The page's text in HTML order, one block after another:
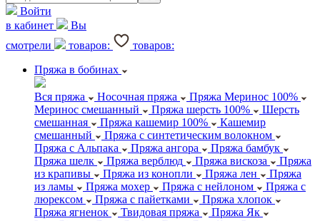
Войти
в кабинет
Вы
смотрели
товаров:
товаров:
Пряжа в бобинах
Вся пряжа Носочная пряжа
Пряжа Меринос 100%
Меринос смешанный
Пряжа шерсть 100%
Шерсть
смешанная
Пряжа кашемир 100%
Кашемир
смешанный
Пряжа с синтетическим волокном
Пряжа с Альпака
Пряжа ангора
Пряжа бамбук
Пряжа шелк
Пряжа верблюд Пряжа вискоза
Пряжа
из крапивы
Пряжа из конопли Пряжа лен
Пряжа
из ламы
Пряжа мохер Пряжа с нейлоном
Пряжа с
люрексом
Пряжа с пайетками
Пряжа хлопок
Пряжа ягненок
Твидовая пряжа
Пряжа Як